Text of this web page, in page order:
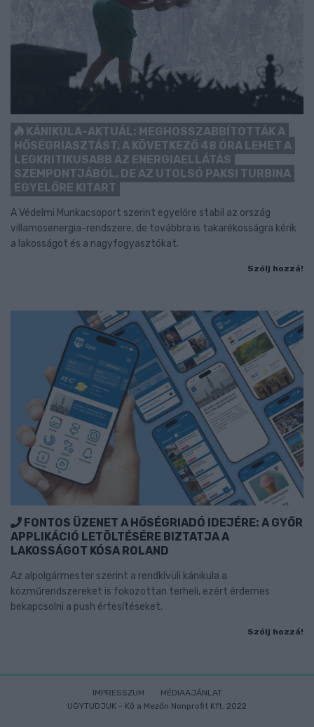
KÁNIKULA-AKTUÁL: MEGHOSSZABBÍTOTTÁK A
HŐSÉGRIASZTÁST, A KÖVETKEZŐ 48 ÓRA LEHET A
LEGKRITIKUSABB AZ ENERGIAELLÁTÁS
SZEMPONTJÁBÓL, DE AZ UTOLSÓ PAKSI TURBINA
EGYELŐRE KITART
A Védelmi Munkacsoport szerint egyelőre stabil az ország
villamosenergia-rendszere, de továbbra is takarékosságra kérik
a lakosságot és a nagyfogyasztókat.
Szólj hozzá!
FONTOS ÜZENET A HŐSÉGRIADÓ IDEJÉRE: A GYŐR
APPLIKÁCIÓ LETÖLTÉSÉRE BIZTATJA A
LAKOSSÁGOT KÓSA ROLAND
Az alpolgármester szerint a rendkívüli kánikula a
közműrendszereket is fokozottan terheli, ezért érdemes
bekapcsolni a push értesítéseket.
Szólj hozzá!
IMPRESSZUM
MÉDIAAJÁNLAT
UGYTUDJUK - Kő a Mezőn Nonprofit Kft. 2022